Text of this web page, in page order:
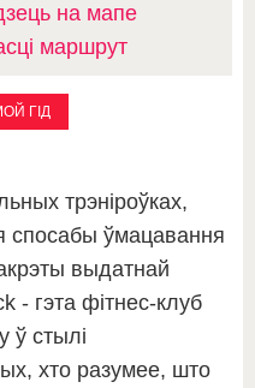
на мапе
маршрут
ГІД
трэніроўках,
спосабы ўмацавання
выдатнай
- гэта фітнес-клуб
ў стылі
хто разумее, што